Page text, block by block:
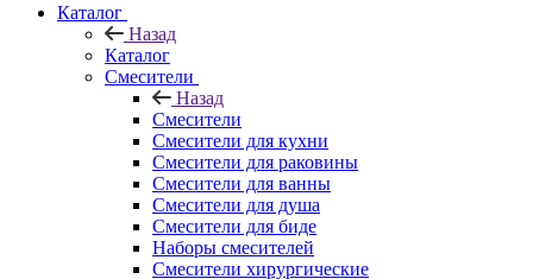
Каталог
Назад
Каталог
Смесители
Назад
Смесители
Смесители для кухни
Смесители для раковины
Смесители для ванны
Смесители для душа
Смесители для биде
Наборы смесителей
Смесители хирургические